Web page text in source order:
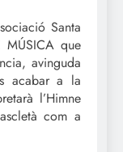
Santa
MÚSICA que
avinguda
acabar a la
l’Himne
com a